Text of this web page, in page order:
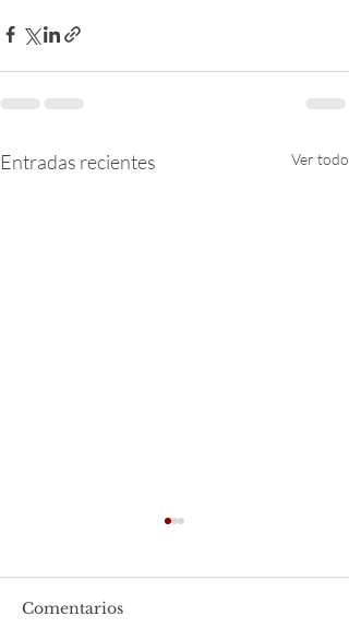
Entradas recientes Ver todo
Comentarios